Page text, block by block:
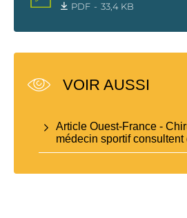
PDF 33,4 KB
VOIR AUSSI
Article Ouest-France -
médecin sportif consultent